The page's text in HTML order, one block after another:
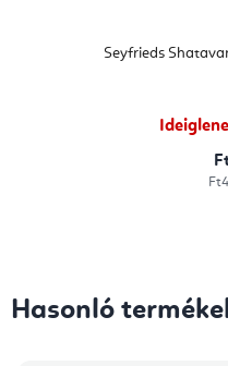
Seyfrieds
Hasonló